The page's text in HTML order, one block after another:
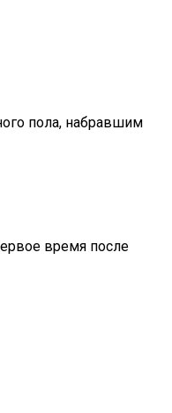
пола, набравшим
время после